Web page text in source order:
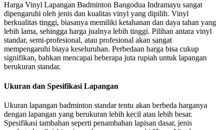
Harga Vinyl Lapangan Badminton Bangodua Indramayu sangat
dipengaruhi oleh jenis dan kualitas vinyl yang dipilih. Vinyl
berkualitas tinggi, biasanya memiliki ketahanan dan daya tahan yang
lebih lama, sehingga harga jualnya lebih tinggi. Pilihan antara vinyl
standar, semi-profesional, atau profesional akan sangat
mempengaruhi biaya keseluruhan. Perbedaan harga bisa cukup
signifikan, bahkan mencapai beberapa juta rupiah untuk lapangan
berukuran standar.
Ukuran dan Spesifikasi Lapangan
Ukuran lapangan badminton standar tentu akan berbeda harganya
dengan lapangan yang berukuran lebih kecil atau lebih besar.
Spesifikasi tambahan seperti penambahan lapisan dasar, jenis